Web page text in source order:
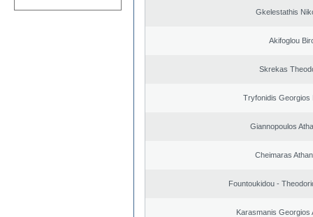
Gkelestathis
Akifoglou
Skrekas
Tryfonidis Georgios
Giannopoulos
Cheimaras
Fountoukidou -
Karasmanis Georgios